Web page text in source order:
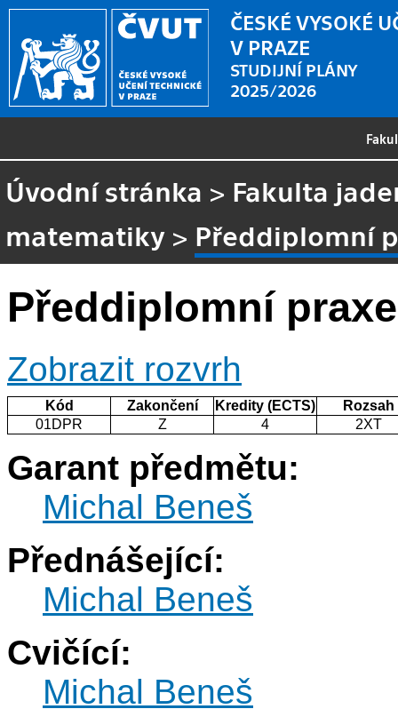
ČESKÉ VYSOKÉ
V PRAZE
STUDIJNÍ PLÁNY
2025/2026
Úvodní stránka > Fakulta
matematiky > Předdiplomní
Předdiplomní praxe
Zobrazit rozvrh
Kód Zakončení Kredity (ECTS)
Rozsah
01DPR
Z 4 2XT
Garant předmětu:
Michal Beneš
Přednášející:
Michal Beneš
Cvičící:
Michal Beneš